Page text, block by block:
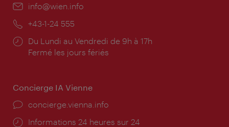
E-
info@wien.info
Téléphone:
+43-1-24 555
Horaires
d'ouverture:
Du Lundi au Vendredi de 9h à 17h
Fermé les jours fériés
Concierge IA Vienne
Ort:
concierge.vienna.info
Öffnungszeiten:
Informations 24 heures sur 24